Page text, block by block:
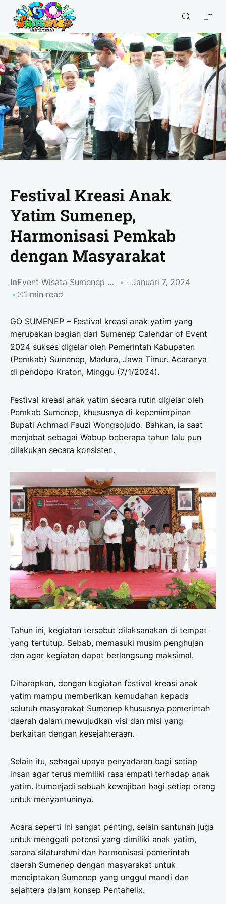
GO
Sumenep
-
Wisata
Sumenep
Festival Kreasi Anak
Yatim Sumenep,
Harmonisasi Pemkab
dengan Masyarakat
In Event Wisata Sumenep 2024
Januari 7, 2024
1 min read
GO SUMENEP – Festival kreasi anak yatim yang
merupakan bagian dari Sumenep Calendar of Event
2024 sukses digelar oleh Pemerintah Kabupaten
(Pemkab) Sumenep, Madura, Jawa Timur. Acaranya
di pendopo Kraton, Minggu (7/1/2024).
Festival kreasi anak yatim secara rutin digelar oleh
Pemkab Sumenep, khususnya di kepemimpinan
Bupati Achmad Fauzi Wongsojudo. Bahkan, ia saat
menjabat sebagai Wabup beberapa tahun lalu pun
dilakukan secara konsisten.
Tahun ini, kegiatan tersebut dilaksanakan di tempat
yang tertutup. Sebab, memasuki musim penghujan
dan agar kegiatan dapat berlangsung maksimal.
Diharapkan, dengan kegiatan festival kreasi anak
yatim mampu memberikan kemudahan kepada
seluruh masyarakat Sumenep khususnya pemerintah
daerah dalam mewujudkan visi dan misi yang
berkaitan dengan kesejahteraan.
Selain itu, sebagai upaya penyadaran bagi setiap
insan agar terus memiliki rasa empati terhadap anak
yatim. Itumenjadi sebuah kewajiban bagi setiap orang
untuk menyantuninya.
Acara seperti ini sangat penting, selain santunan juga
untuk menggali potensi yang dimiliki anak yatim,
sarana silaturahmi dan harmonisasi pemerintah
daerah Sumenep dengan masyarakat untuk
menciptakan Sumenep yang unggul mandi dan
sejahtera dalam konsep Pentahelix.